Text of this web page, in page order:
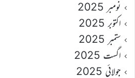
نومبر 2025
اکتوبر 2025
ستمبر 2025
اگست 2025
جولائی 2025